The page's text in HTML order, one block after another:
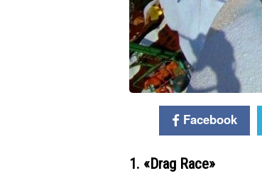
Facebook
1. «Drag Race»